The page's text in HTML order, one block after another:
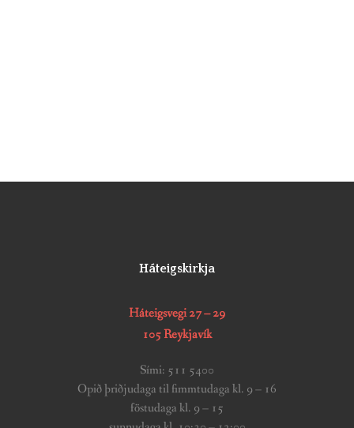
Háteigskirkja
Háteigsvegi 27 – 29
105 Reykjavík
Sími: 511 5400
Opið þriðjudaga til fimmtudaga kl. 9 – 16
föstudaga kl. 9 – 15